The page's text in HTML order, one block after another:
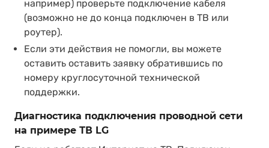
например) проверьте подключение кабеля
(возможно не до конца подключен в ТВ или
роутер).
Если эти действия не помогли, вы можете
оставить оставить заявку обратившись по
номеру круглосуточной технической
поддержки.
Диагностика подключения проводной сети
на примере ТВ LG